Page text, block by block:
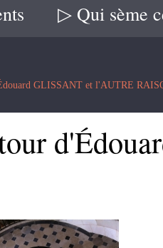
▷ Qui sème
GLISSANT et l'AUTRE